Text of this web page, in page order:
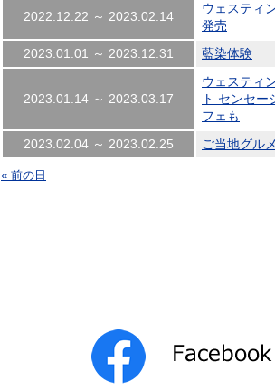
2022.12.22 ～ 2023.02.14
ウェスティ
発売
2023.01.01 ～ 2023.12.31
藍染体験
2023.01.14 ～ 2023.03.17
ウェスティ
ト センセ
フェも
2023.02.04 ～ 2023.02.25
ご当地グル
« 前の日